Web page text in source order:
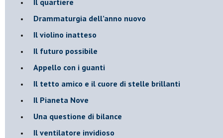
​Drammaturgia dell’anno nuovo
​Il violino inatteso
​Il futuro possibile
​Appello con i guanti
​Il tetto amico e il cuore di stelle brillanti
​Il Pianeta Nove
​Una questione di bilance
​Il ventilatore invidioso